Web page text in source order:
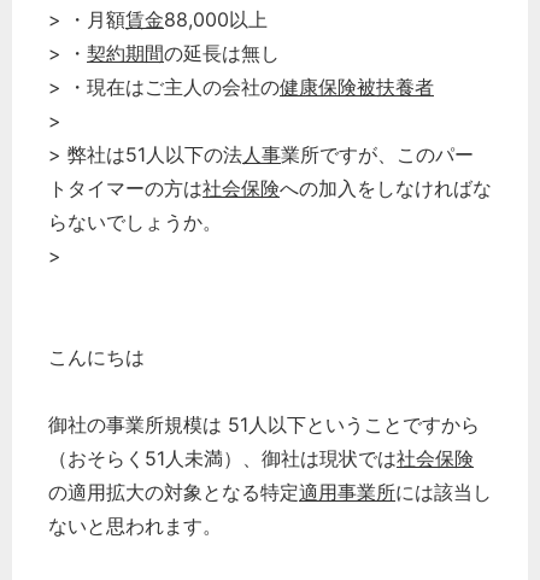
> ・月額賃金88,000以上
> ・ 契約期間の延長は無し
> ・現在はご主人の会社の健康保険被扶養者
>
> 弊社は51人以下の法人事業所ですが、このパー
トタイマーの方は社会保険への加入をしなければな
らないでしょうか。
>
こんにちは
御社の事業所規模は 51人以下ということですから
（おそらく51人未満）、御社は現状では社会保険
の適用拡大の対象となる特定適用事業所には該当し
ないと思われます。